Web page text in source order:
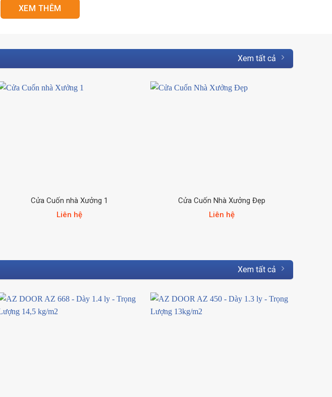
XEM THÊM
Xem tất cả
Cửa Cuốn nhà Xưởng 1
Liên hệ
Cửa Cuốn Nhà Xưởng Đẹp
Liên hệ
Xem tất cả